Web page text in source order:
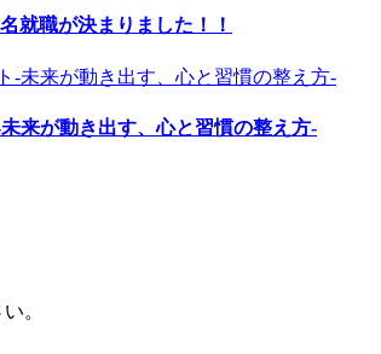
就職が決まりました！！
来が動き出す、心と習慣の整え方-
。